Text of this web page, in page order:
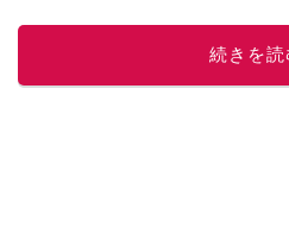
このイ
続きを読